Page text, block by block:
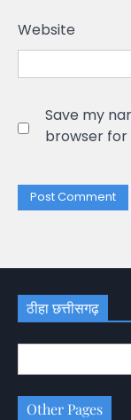
Website
Save my
browser
ठीहा छत्तीसगढ़
Other Pages